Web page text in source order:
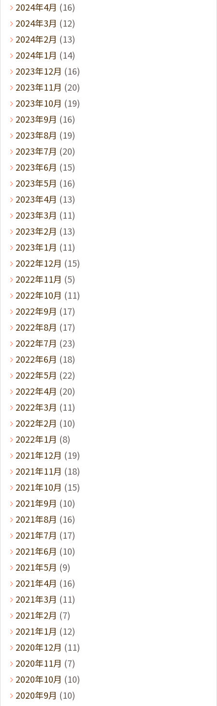
2024年4月 (16)
2024年3月 (12)
2024年2月 (13)
2024年1月 (14)
2023年12月 (16)
2023年11月 (20)
2023年10月 (19)
2023年9月 (16)
2023年8月 (19)
2023年7月 (20)
2023年6月 (15)
2023年5月 (16)
2023年4月 (13)
2023年3月 (11)
2023年2月 (13)
2023年1月 (11)
2022年12月 (15)
2022年11月 (5)
2022年10月 (11)
2022年9月 (17)
2022年8月 (17)
2022年7月 (23)
2022年6月 (18)
2022年5月 (22)
2022年4月 (20)
2022年3月 (11)
2022年2月 (10)
2022年1月 (8)
2021年12月 (19)
2021年11月 (18)
2021年10月 (15)
2021年9月 (10)
2021年8月 (16)
2021年7月 (17)
2021年6月 (10)
2021年5月 (9)
2021年4月 (16)
2021年3月 (11)
2021年2月 (7)
2021年1月 (12)
2020年12月 (11)
2020年11月 (7)
2020年10月 (10)
2020年9月 (10)